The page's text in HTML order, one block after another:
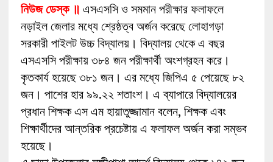
নিউজ ডেস্ক ॥ এসএসসি ও সমমান পরীক্ষার ফলাফলে
নড়াইল জেলার মধ্যে শ্রেষ্ঠত্ব অর্জন করেছে লোহাগড়া
সরকারী পাইলট উচ্চ বিদ্যালয়। বিদ্যালয় থেকে এ বছর
এসএসসি পরীক্ষায় ৩৮৪ জন পরীক্ষার্থী অংশগ্রহন করে।
কৃতকার্য হয়েছে ৩৮১ জন। এর মধ্যে জিপিএ ৫ পেয়েছে ৮২
জন। পাশের হার ৯৯.২২ শতাংশ। এ ব্যাপারে বিদ্যালয়ের
প্রধান শিক্ষক এস এম হায়াতুজ্জামান বলেন, শিক্ষক এবং
শিক্ষার্থীদের আন্তরিক প্রচেষ্টায় এ ফলাফল অর্জন করা সম্ভব
হয়েছে।